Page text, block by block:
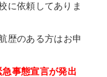
に依頼してありま
歴のある方はお申
急事態宣言が発出